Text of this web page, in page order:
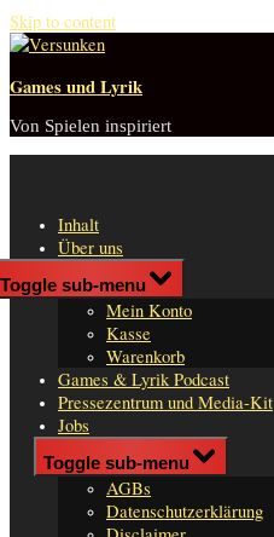
Skip to content
Games und Lyrik
Von Spielen inspiriert
Inhalt
Über uns
Shop
Toggle sub-menu
Mein Konto
Kasse
Warenkorb
Games & Lyrik Podcast
Pressezentrum und Media-Kit
Jobs
Impressum
Toggle sub-menu
AGBs
Datenschutzerklärung